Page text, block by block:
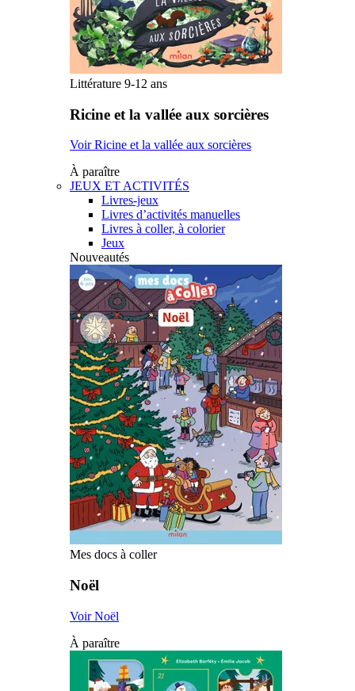
Littérature 9-12 ans
Ricine et la vallée aux sorcières
Voir Ricine et la vallée aux sorcières
À paraître
JEUX ET ACTIVITÉS
Livres-jeux
Livres d’activités manuelles
Livres à coller, à colorier
Jeux
Nouveautés
Mes docs à coller
Noël
Voir Noël
À paraître